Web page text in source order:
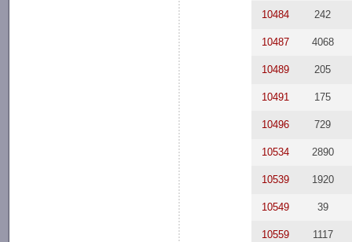
10484 242
10487 4068
10489 205
10491 175
10496 729
10534 2890
10539 1920
10549 39
10559 1117